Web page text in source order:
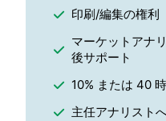
印刷/編集の権利
マーケットアナ
後サポート
10% または 40
主任アナリスト